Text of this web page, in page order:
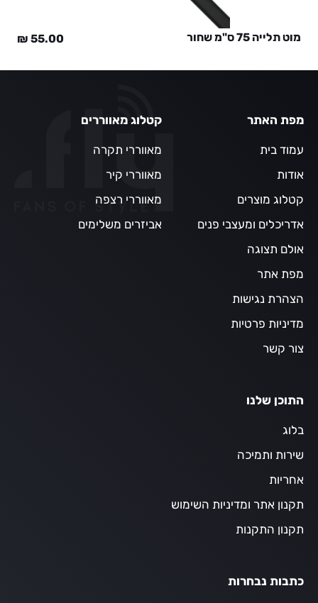
מוט תלייה 75 ס"מ שחור 55.00
₪
מפת האתר
עמוד בית
אודות
קטלוג מוצרים
אדריכלים ומעצבי פנים
אולם תצוגה
מפת אתר
הצהרת נגישות
מדיניות פרטיות
צור קשר
קטלוג מאווררים
מאווררי תקרה
מאווררי קיר
מאווררי רצפה
אביזרים משלימים
התוכן שלנו
בלוג
שירות ותמיכה
אחריות
תקנון אתר ומדיניות השימוש
תקנון התקנות
כתבות נבחרות